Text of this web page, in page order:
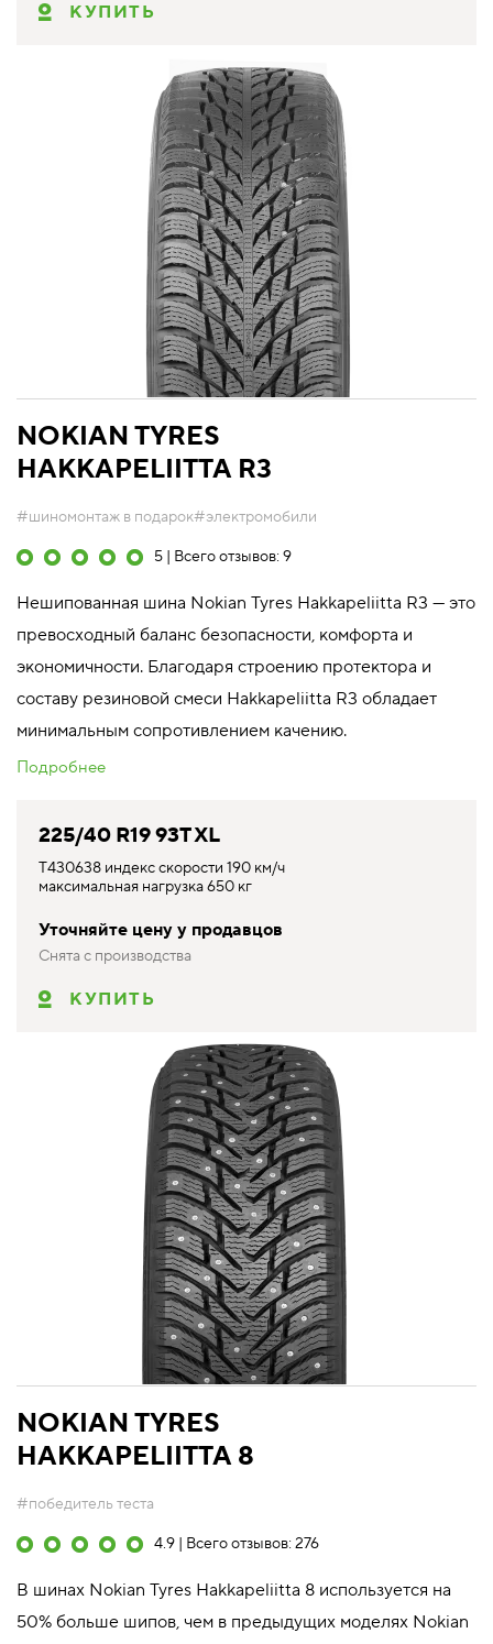
КУПИТЬ
NOKIAN TYRES
HAKKAPELIITTA R3
#шиномонтаж в подарок#электромобили
5 | Всего отзывов: 9
Нешипованная шина Nokian Tyres Hakkapeliitta R3 — это
превосходный баланс безопасности, комфорта и
экономичности. Благодаря строению протектора и
составу резиновой смеси Hakkapeliitta R3 обладает
минимальным сопротивлением качению.
Подробнее
225/40 R19 93T XL
T430638 индекс скорости 190 км/ч
максимальная нагрузка 650 кг
Уточняйте цену у продавцов
Снята с производства
КУПИТЬ
NOKIAN TYRES
HAKKAPELIITTA 8
#победитель теста
4.9 | Всего отзывов: 276
В шинах Nokian Tyres Hakkapeliitta 8 используется на
50% больше шипов, чем в предыдущих моделях Nokian